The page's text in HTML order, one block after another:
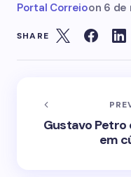
Portal Correioon 6 de
SHARE
Gustavo
em